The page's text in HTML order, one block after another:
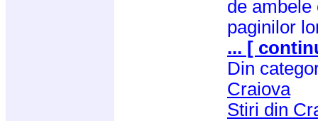
de
paginilor
... [
Din
Craiova
Stiri din